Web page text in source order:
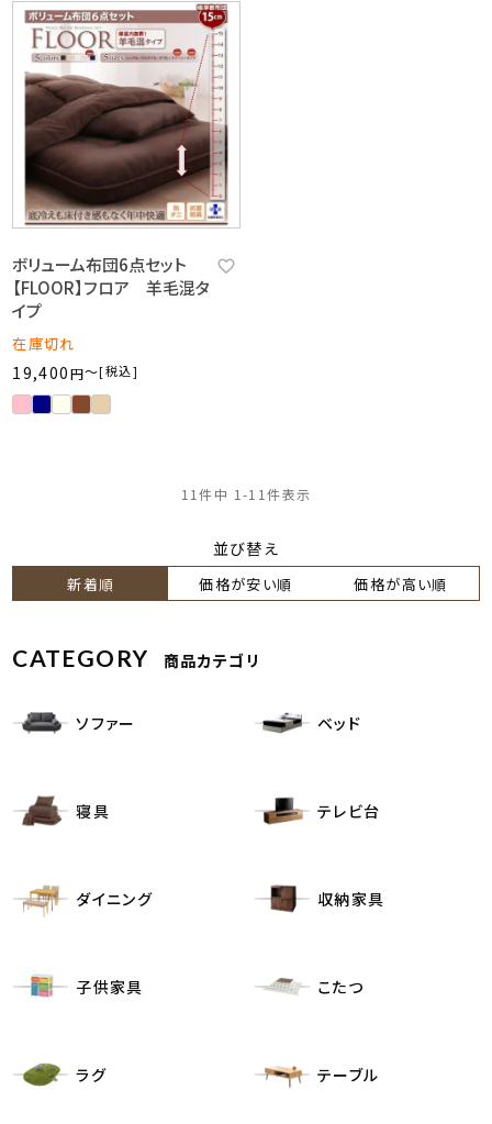
ボリューム布団6点セット
【FLOOR】フロア 羊毛混タ
イプ
在庫切れ
19,400 税込
〜
並び替え
新着順 価格が安い順 価格が高い順
11件中 1 -11件表示
CATEGORY 商品カテゴリ
ソファー ベッド
寝具 テレビ台
ダイニング 収納家具
子供家具 こたつ
ラグ テーブル